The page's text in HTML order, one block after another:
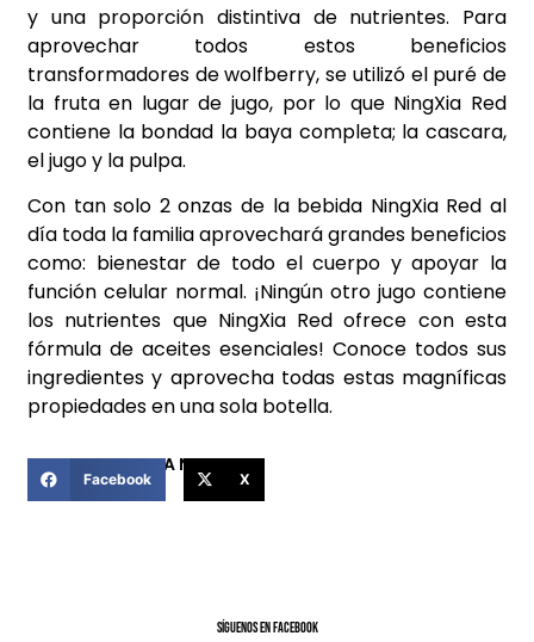
y una proporción distintiva de nutrientes. Para
aprovechar todos estos beneficios
transformadores de wolfberry, se utilizó el puré de
la fruta en lugar de jugo, por lo que NingXia Red
contiene la bondad la baya completa; la cascara,
el jugo y la pulpa.
Con tan solo 2 onzas de la bebida NingXia Red al
día toda la familia aprovechará grandes beneficios
como: bienestar de todo el cuerpo y apoyar la
función celular normal. ¡Ningún otro jugo contiene
los nutrientes que NingXia Red ofrece con esta
fórmula de aceites esenciales! Conoce todos sus
ingredientes y aprovecha todas estas magníficas
propiedades en una sola botella.
COMPARTIR ESTA NOTICIA
Facebook X
SíGUENOS EN FACEBOOK